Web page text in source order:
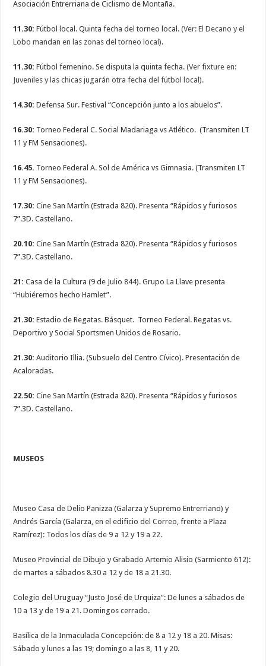
Asociación Entrerriana de Ciclismo de Montaña.
11.30: Fútbol local. Quinta fecha del torneo local.(Ver: El Decano y el
Lobo mandan en las zonas del torneo local).
11.30:Fútbol femenino. Se disputa la quinta fecha.(Ver fixture en:
Juveniles y las chicas jugarán otra fecha del fútbol local).
14.30: Defensa Sur. Festival “Concepción junto a los abuelos”.
16.30: Torneo Federal C. Social Madariaga vs Atlético. (Transmiten LT
11 y FM Sensaciones).
16.45. Torneo Federal A. Sol de América vs Gimnasia. (Transmiten LT
11 y FM Sensaciones).
17.30:Cine San Martín (Estrada 820). Presenta “Rápidos y furiosos
7”.3D. Castellano.
20.10:Cine San Martín (Estrada 820). Presenta “Rápidos y furiosos
7”.3D. Castellano.
21:Casa de la Cultura (9 de Julio 844). Grupo La Llave presenta
“Hubiéremos hecho Hamlet”.
21.30: Estadio de Regatas. Básquet. Torneo Federal. Regatas vs.
Deportivo y Social Sportsmen Unidos de Rosario.
21.30: Auditorio Illia. (Subsuelo del Centro Cívico). Presentación de
Acaloradas.
22.50:Cine San Martín (Estrada 820). Presenta “Rápidos y furiosos
7”.3D. Castellano.
MUSEOS
Museo Casa de Delio Panizza (Galarza y Supremo Entrerriano) y
Andrés García (Galarza, en el edificio del Correo, frente a Plaza
Ramírez): Todos los días de 9 a 12 y 19 a 22.
Museo Provincial de Dibujo y Grabado Artemio Alisio (Sarmiento 612):
de martes a sábados 8.30 a 12 y de 18 a 21.30.
Colegio del Uruguay “Justo José de Urquiza”: De lunes a sábados de
10 a 13 y de 19 a 21. Domingos cerrado.
Basílica de la Inmaculada Concepción: de 8 a 12 y 18 a 20. Misas:
Sábado y lunes a las 19; domingo a las 8, 11 y 20.